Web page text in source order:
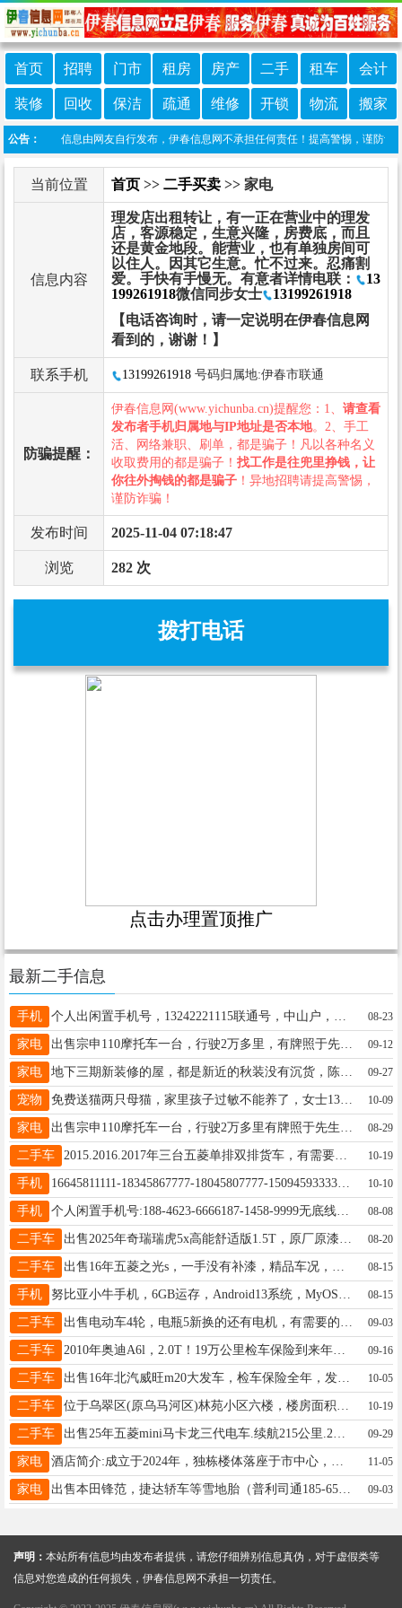
首页 招聘 门市 租房 房产 二手 租车 会计
装修 回收 保洁 疏通 维修 开锁 物流 搬家
公告：
：本栏目信息由网友自行发布，伊春信息网不承担任何责任！提高警惕，谨防诈
当前位置 首页 >> 二手买卖 >> 家电
信息内容
理发店出租转让，有一正在营业中的理发
店，客源稳定，生意兴隆，房费底，而且
还是黄金地段。能营业，也有单独房间可
以住人。因其它生意。忙不过来。忍痛割
爱。手快有手慢无。有意者详情电联：
13
199261918微信同步女士
13199261918
【电话咨询时，请一定说明在伊春信息网
看到的，谢谢！】
联系手机 13199261918 号码归属地:伊春市联通
防骗提醒：
伊春信息网(www.yichunba.cn)提醒您：1、 请查看
发布者手机归属地与IP地址是否本地。2、手工
活、网络兼职、刷单，都是骗子！凡以各种名义
收取费用的都是骗子！ 找工作是往兜里挣钱，让
你往外掏钱的都是骗子 ！异地招聘请提高警惕，
谨防诈骗！
发布时间 2025-11-04 07:18:47
浏览 282 次
拨打电话
点击办理置顶推广
最新二手信息
手机 08-23
家电 出售宗申110摩托车一台，行驶2万多里，有牌照于先生13846658750 09-12
家电 地下三期新装修的屋，都是新近的秋装没有沉货，陈女士13845882314 09-27
宠物 免费送猫两只母猫，家里孩子过敏不能养了，女士13846691995 10-09
家电 08-29
二手车 2015.2016.2017年三台五菱单排双排货车，有需要的联系1万多，电话13234586622赵先生13234586622 10-19
手机 16645811111-18345867777-18045807777-15094593333-19904582222-18182882222-13796520000-13504570000-13945870000 10-10
手机 个人闲置手机号:188-4623-6666187-1458-9999无底线消费，随意过户！三哥13846609999 08-08
二手车 08-20
二手车 08-15
手机 08-15
二手车 09-03
二手车 2010年奥迪A6l，2.0T！19万公里检车保险到来年六月份，商业险，交强险，两套新胎！车况嘎嘎板正，火花塞，电瓶，油路保养六月份做的！外观内饰新，现在开着的，到手啥都不用管，3万！非诚勿扰！车贩子勿扰！看车地点乌马河！吴先生16645833339 09-16
二手车 出售16年北汽威旺m20大发车，检车保险全年，发动机变速箱啥毛病都没有嘎嘎滴，几千块钱车在友好电话18714779499海洋18714779499 10-05
二手车 10-19
二手车 09-29
家电 11-05
家电 出售本田锋范，捷达轿车等雪地胎（普利司通185-65-15），微波炉，大头电视，大头电视柜，餐桌，单人床等闲置物品，低价处理。陈先生13846628918 09-03
声明： 本站所有信息均由发布者提供，请您仔细辨别信息真伪，对于虚假类等
信息对您造成的任何损失，伊春信息网不承担一切责任。